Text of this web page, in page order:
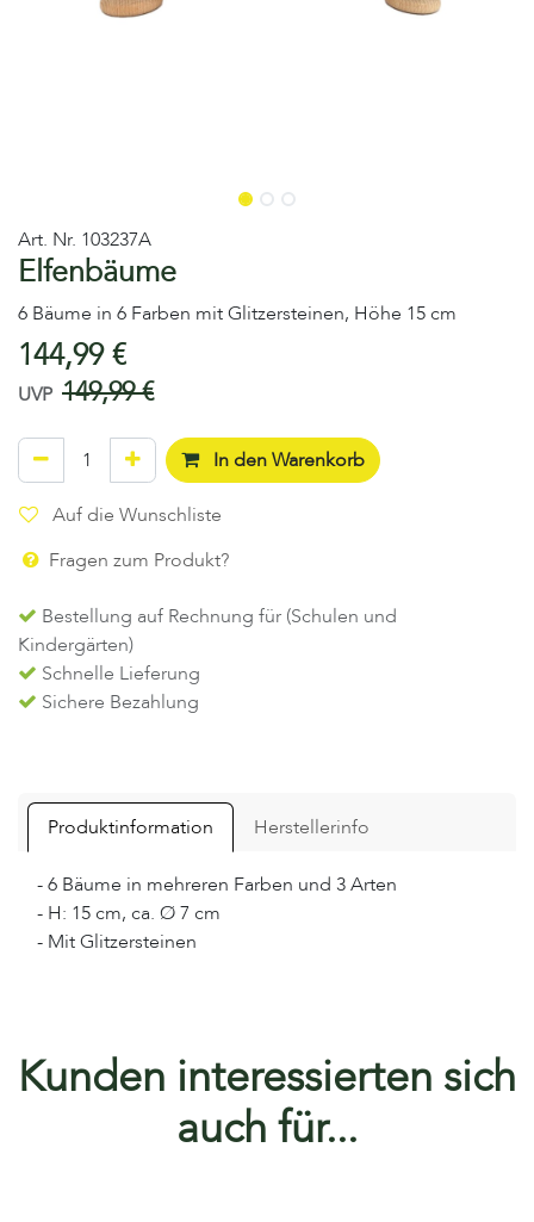
Art. Nr. 103237A
Elfenbäume
6 Bäume in 6 Farben mit Glitzersteinen, Höhe 15 cm
144,99€
UVP 149,99€
In den Warenkorb
Auf die Wunschliste
Fragen zum Produkt?
Bestellung auf Rechnung für (Schulen und
Kindergärten)
Schnelle Lieferung
Sichere Bezahlung
Produktinformation Herstellerinfo
- 6 Bäume in mehreren Farben und 3 Arten
- H: 15 cm, ca. Ø 7 cm
- Mit Glitzersteinen
Kunden interessierten sich
auch für...